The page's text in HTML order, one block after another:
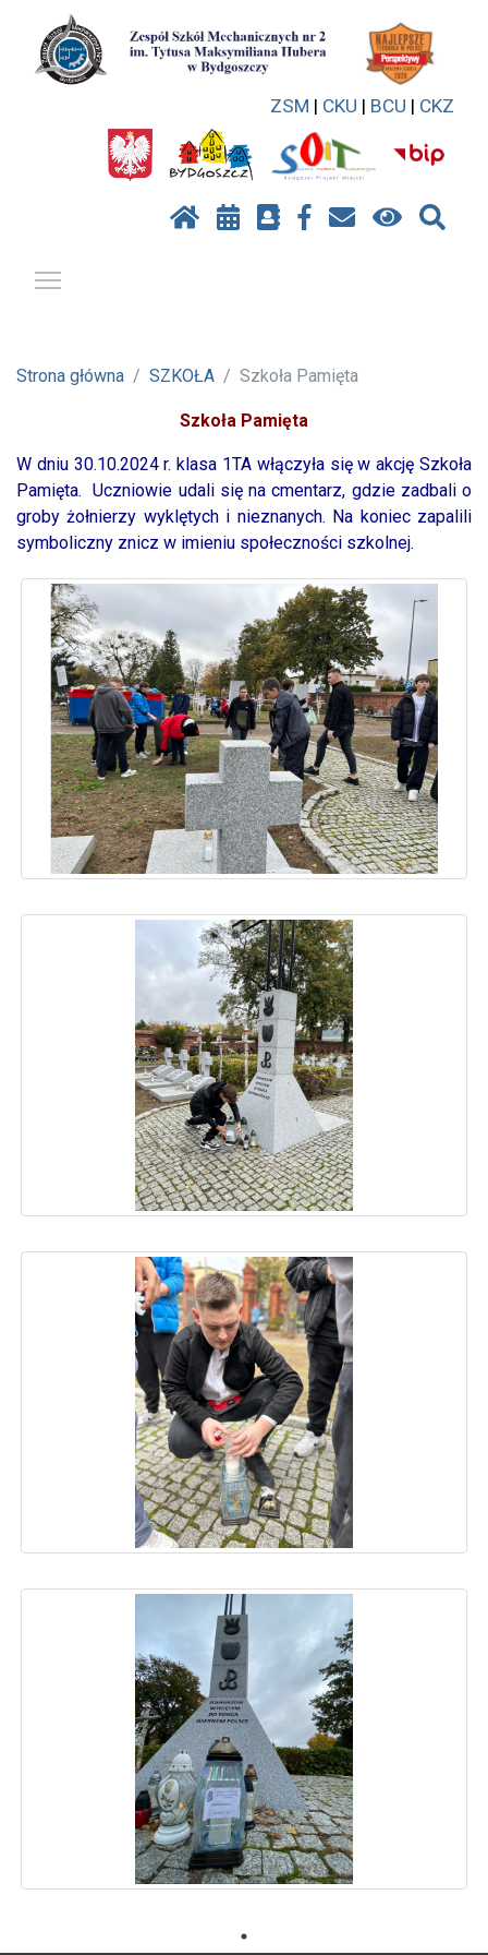
ZSM | CKU | BCU | CKZ
Strona główna SZKOŁA Szkoła Pamięta
Szkoła Pamięta
W dniu 30.10.2024 r. klasa 1TA włączyła się w akcję Szkoła
Pamięta. Uczniowie udali się na cmentarz, gdzie zadbali o
groby żołnierzy wyklętych i nieznanych. Na koniec zapalili
symboliczny znicz w imieniu społeczności szkolnej.